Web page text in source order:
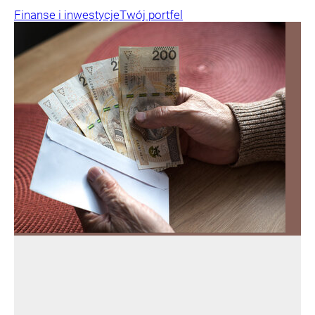
Finanse i inwestycjeTwój portfel